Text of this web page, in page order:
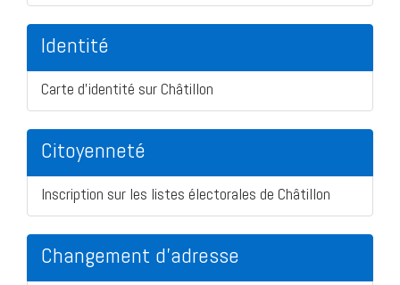
Identité
Carte d'identité sur Châtillon
Citoyenneté
Inscription sur les listes électorales de Châtillon
Changement d'adresse